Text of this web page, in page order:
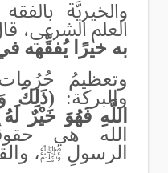
والخيريَّة
العلم الشرعي،
به خيرًا يُفقِّهه
وتعظيمُ
والبركة: (ذَلِكَ
اللَّهِ فَهُوَ خَيْرٌ
الله هي
الرسولِ ﷺ،